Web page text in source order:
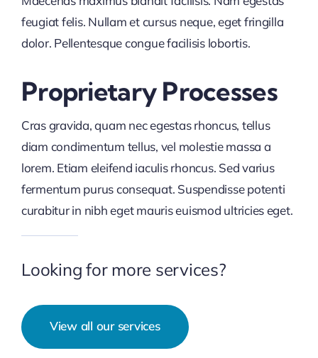
feugiat felis. Nullam et cursus neque, eget fringilla
dolor. Pellentesque congue facilisis lobortis.
Proprietary Processes
Cras gravida, quam nec egestas rhoncus, tellus
diam condimentum tellus, vel molestie massa a
lorem. Etiam eleifend iaculis rhoncus. Sed varius
fermentum purus consequat. Suspendisse potenti
curabitur in nibh eget mauris euismod ultricies eget.
Looking for more services?
View all our services